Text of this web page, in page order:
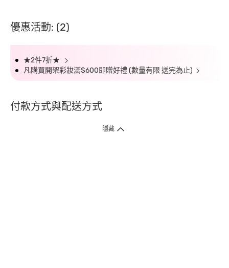
優惠活動: (2)
★2件7折★
凡購買開架彩妝滿$600即贈好禮 (數量有限 送完為止)
付款方式與配送方式
隱藏